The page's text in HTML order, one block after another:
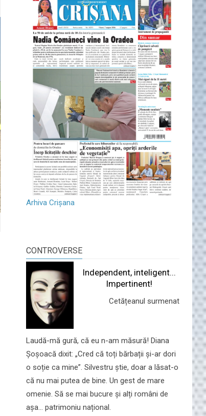
Arhiva Crișana
CONTROVERSE
Independent, inteligent...
Impertinent!
Cetățeanul surmenat
Laudă-mă gură, că eu n-am măsură! Diana
Șoșoacă dixit: „Cred că toți bărbații și-ar dori
o soție ca mine”. Silvestru știe, doar a lăsat-o
că nu mai putea de bine. Un gest de mare
omenie. Să se mai bucure și alți români de
așa... patrimoniu național.